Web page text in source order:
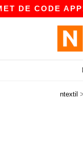
APP10 –
ntextil